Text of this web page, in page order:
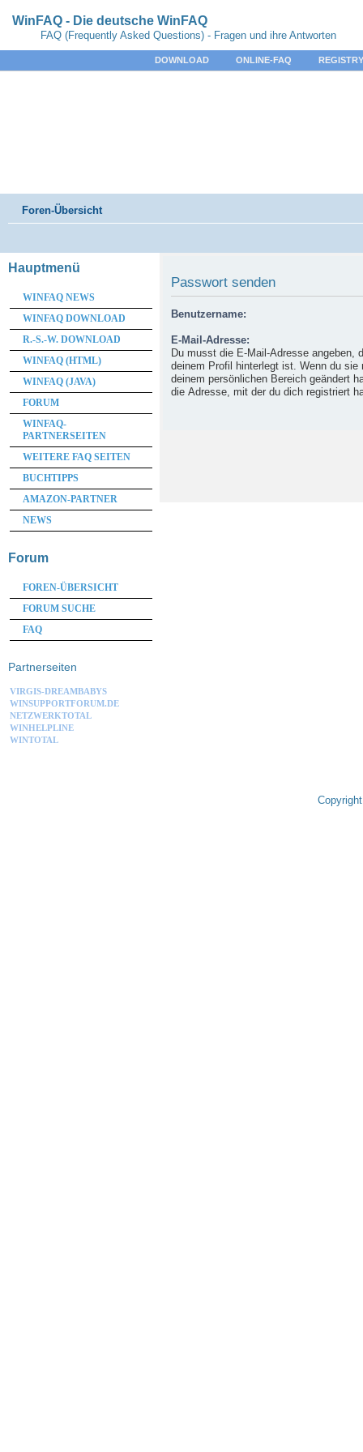
WinFAQ - Die deutsche WinFAQ
FAQ (Frequently Asked Questions) - Fragen und ihre Antworten
DOWNLOAD ONLINE-FAQ
Foren-Übersicht
Passwort senden
Benutzername:
E-Mail-Adresse:
Du musst die E-Mail-Adresse angeben,
deinem Profil hinterlegt ist. Wenn du sie
deinem persönlichen Bereich geändert
die Adresse, mit der du dich registriert
Hauptmenü
WINFAQ NEWS
WINFAQ DOWNLOAD
R.-S.-W. DOWNLOAD
WINFAQ (HTML)
WINFAQ (JAVA)
FORUM
WINFAQ-
PARTNERSEITEN
WEITERE FAQ SEITEN
BUCHTIPPS
AMAZON-PARTNER
NEWS
Forum
FOREN-ÜBERSICHT
FORUM SUCHE
FAQ
Partnerseiten
VIRGIS-DREAMBABYS
WINSUPPORTFORUM.DE
NETZWERKTOTAL
WINHELPLINE
WINTOTAL